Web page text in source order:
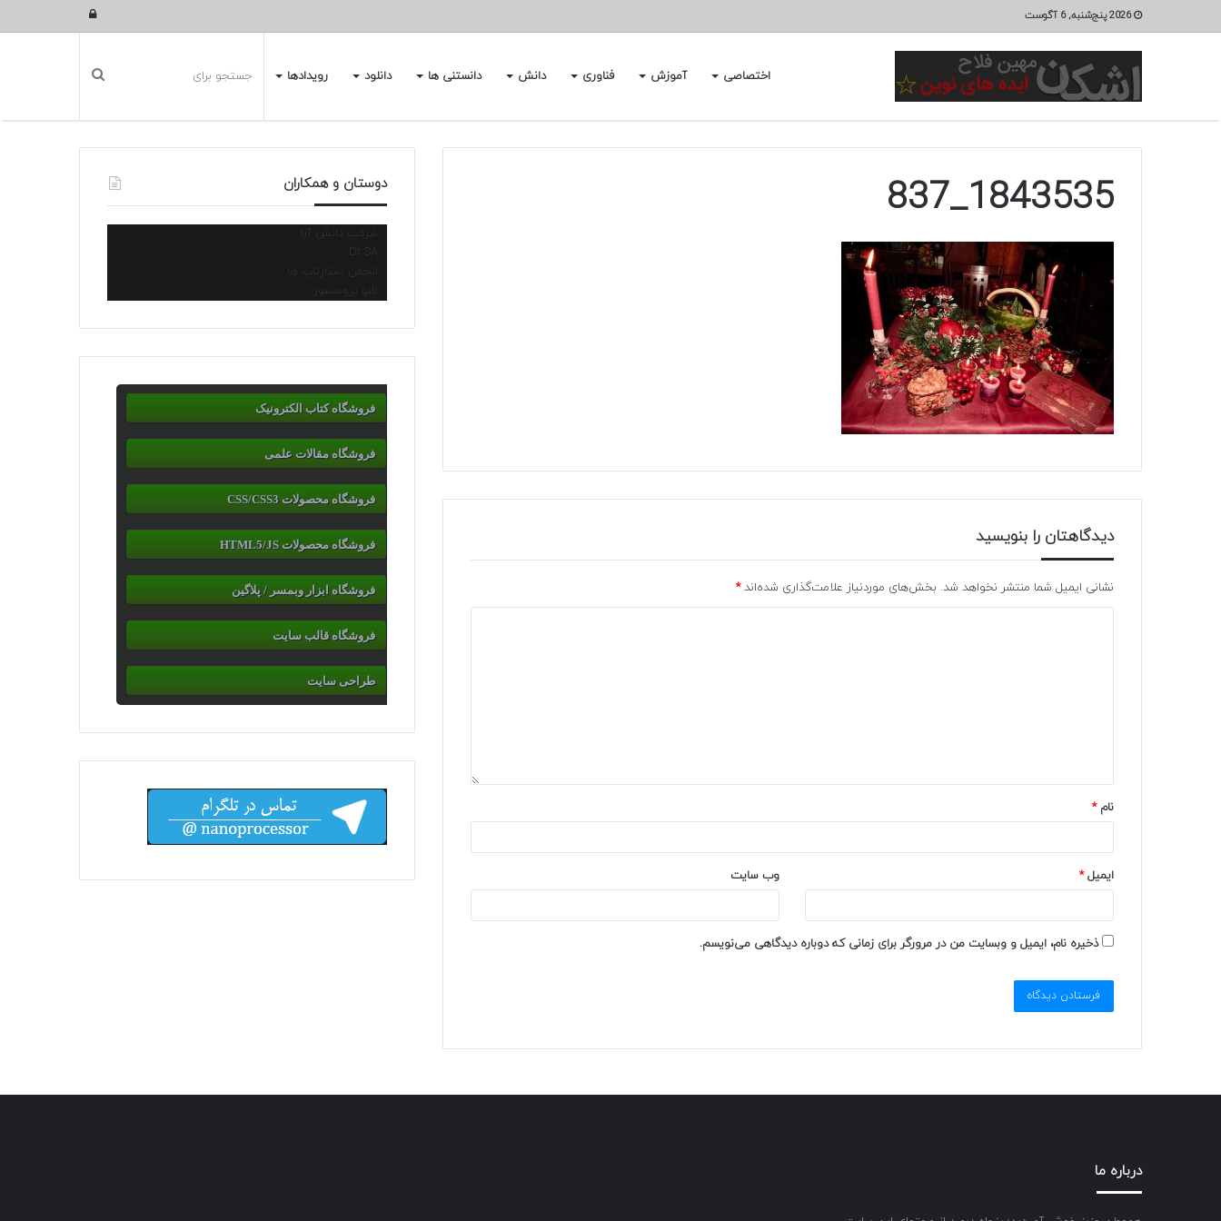
2026 پنج‌شنبه, 6 آگوست ورود
اختصاصی آموزش فناوری دانش دانستنی ها دانلود رویدادها
1843535_837
دیدگاهتان را بنویسید
نشانی ایمیل شما منتشر نخواهد شد. بخش‌های موردنیاز علامت‌گذاری شده‌اند*
نام*
ایمیل* وب‌ سایت
ذخیره نام، ایمیل و وبسایت من در مرورگر برای زمانی که دوباره دیدگاهی می‌نویسم.
دوستان و همکاران
شرکت دانش آرا
انجمن استارتاپ ها
نانو پروسسور
فروشگاه کتاب الکترونیک
فروشگاه مقالات علمی
فروشگاه محصولات CSS/CSS3
فروشگاه محصولات HTML5/JS
فروشگاه ابزار وبمسر / پلاگین
فروشگاه قالب سایت
طراحی سایت
درباره ما